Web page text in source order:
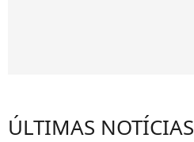
ÚLTIMAS NOTÍCIAS